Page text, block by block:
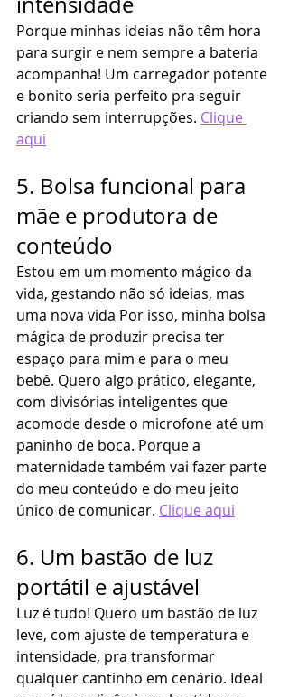
Porque minhas ideias não têm hora
para surgir e nem sempre a bateria
acompanha! Um carregador potente
e bonito seria perfeito pra seguir
criando sem interrupções. Clique
aqui
5. Bolsa funcional para
mãe e produtora de
conteúdo
Estou em um momento mágico da
vida, gestando não só ideias, mas
uma nova vida Por isso, minha bolsa
mágica de produzir precisa ter
espaço para mim e para o meu
bebê. Quero algo prático, elegante,
com divisórias inteligentes que
acomode desde o microfone até um
paninho de boca. Porque a
maternidade também vai fazer parte
do meu conteúdo e do meu jeito
único de comunicar. Clique aqui
6. Um bastão de luz
portátil e ajustável
Luz é tudo! Quero um bastão de luz
leve, com ajuste de temperatura e
intensidade, pra transformar
qualquer cantinho em cenário. Ideal